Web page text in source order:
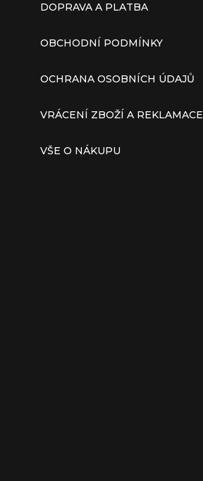
DOPRAVA A PLATBA
OBCHODNÍ PODMÍNKY
OCHRANA OSOBNÍCH ÚDAJŮ
VRÁCENÍ ZBOŽÍ A REKLAMACE
VŠE O NÁKUPU